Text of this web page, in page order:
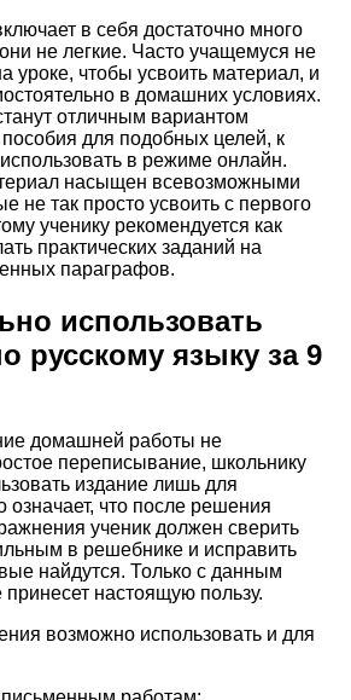
в себя достаточно много
не легкие. Часто учащемуся не
уроке, чтобы усвоить материал, и
в домашних условиях.
отличным вариантом
пособия для подобных целей, к
в режиме онлайн.
насыщен всевозможными
не так просто усвоить с первого
ученику рекомендуется как
практических заданий на
параграфов.
использовать
русскому языку за 9
домашней работы не
переписывание, школьнику
издание лишь для
означает, что после решения
ученик должен сверить
в решебнике и исправить
найдутся. Только с данным
настоящую пользу.
возможно использовать и для